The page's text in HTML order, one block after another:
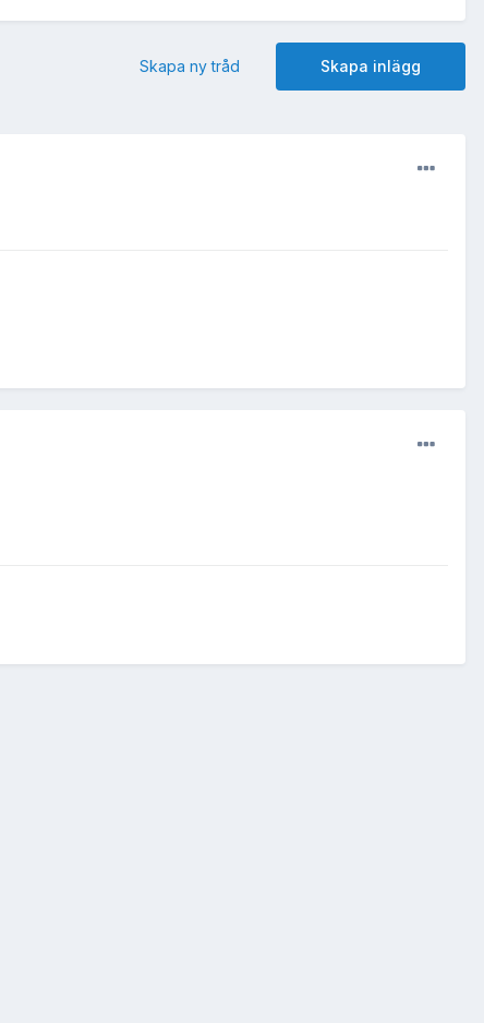
Skapa inlägg
Skapa ny tråd